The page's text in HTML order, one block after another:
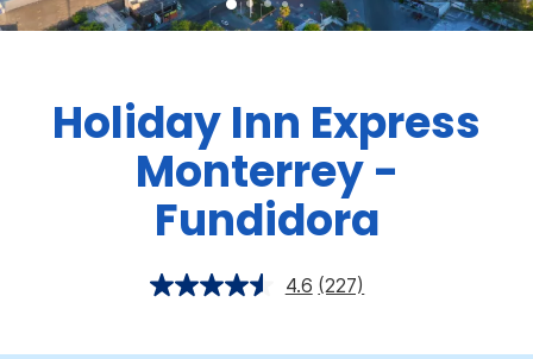
Holiday Inn Express
Monterrey -
Fundidora
4.6 (227)